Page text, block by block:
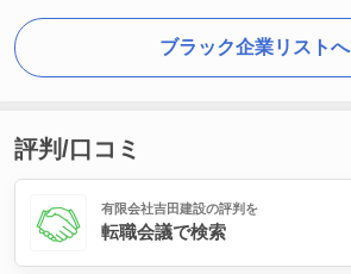
ブラック企業リストへ
評判/口コミ
有限会社吉田建設の評判を
転職会議で検索